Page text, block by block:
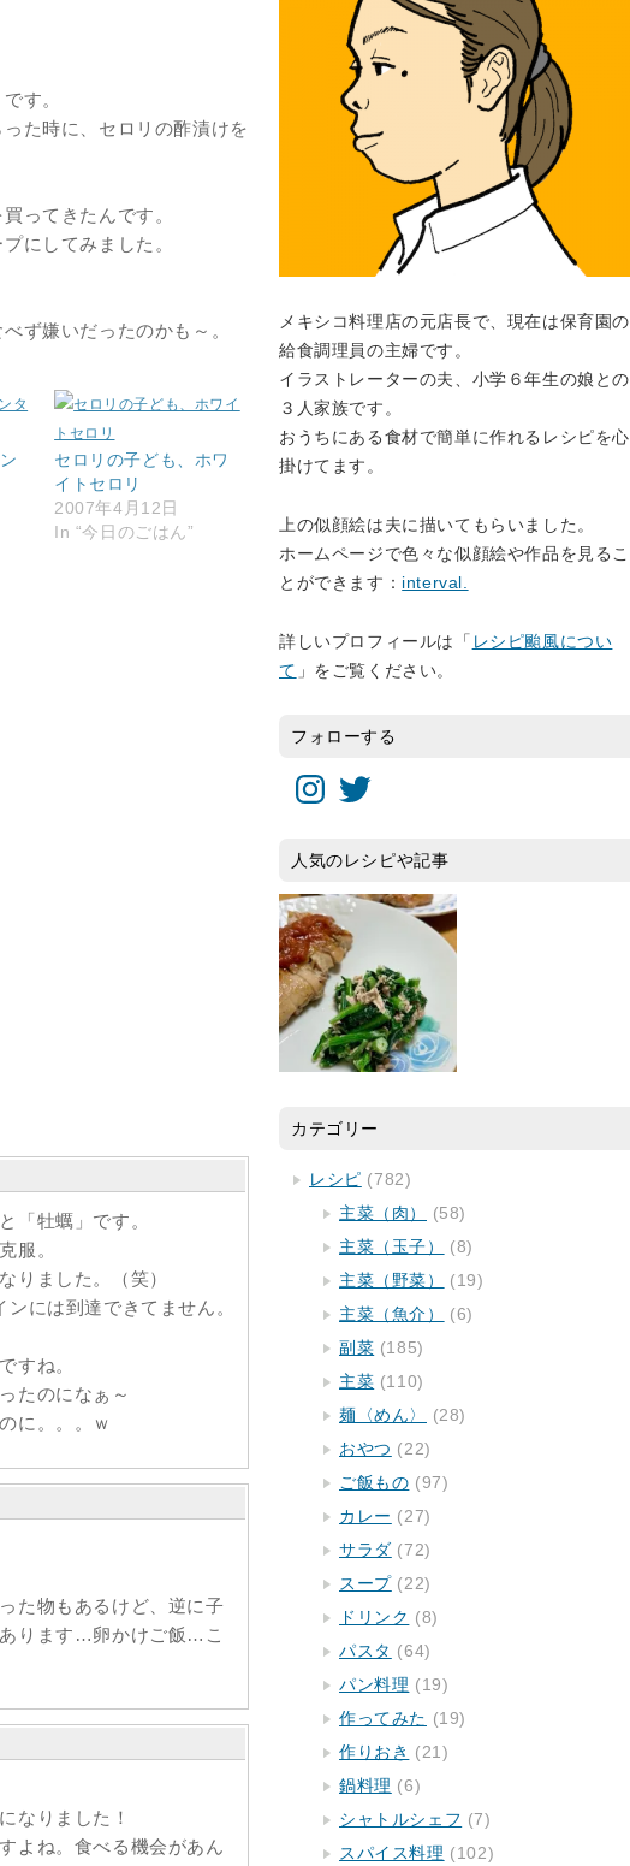
す。
た時に、セロリの酢漬けを
ってきたんです。
にしてみました。
ず嫌いだったのかも～。
セロリの子ども、ホワ
イトセロリ
2007年4月12日
In “今日のごはん”
「牡蠣」です。
服。
りました。（笑）
には到達できてません。
すね。
たのになぁ～
に。。。ｗ
た物もあるけど、逆に子
ります…卵かけご飯…こ
なりました！
よね。食べる機会があん
メキシコ料理店の元店長で、現在は保育園の
給食調理員の主婦です。
イラストレーターの夫、小学６年生の娘との
３人家族です。
おうちにある食材で簡単に作れるレシピを心
掛けてます。
上の似顔絵は夫に描いてもらいました。
ホームページで色々な似顔絵や作品を見るこ
とができます： interval.
詳しいプロフィールは「 レシピ颱風につい
て 」をご覧ください。
フォローする
Instagram
Twitter
人気のレシピや記事
カテゴリー
レシピ (782)
主菜（肉）
(58)
主菜（玉子）
(8)
主菜（野菜）
(19)
主菜（魚介）
(6)
副菜 (185)
主菜 (110)
麺〈めん〉
(28)
おやつ (22)
ご飯もの (97)
カレー (27)
サラダ (72)
スープ(22)
ドリンク (8)
パスタ (64)
パン料理 (19)
作ってみた (19)
作りおき (21)
鍋料理 (6)
シャトルシェフ (7)
スパイス料理 (102)